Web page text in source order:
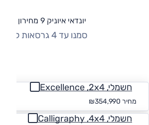
יונדאי איוניק 9 מחירון וגרסאות
סמנו עד 4 גרסאות להשוואה
חשמלי, Excellence ,2x4
מחיר
חשמלי, Calligraphy ,4x4